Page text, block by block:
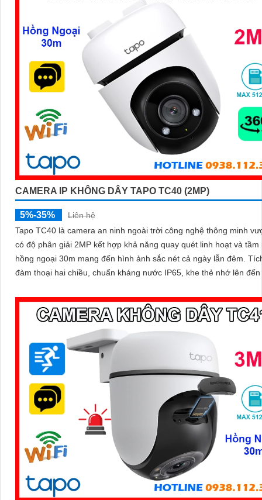
CAMERA IP KHÔNG DÂY TAPO TC40 (2MP)
5%-35%
Liên hệ
Tapo TC40 là camera an ninh ngoài trời công nghệ thông minh
có độ phân giải 2MP kết hợp khả năng quay quét linh hoạt và tầm
hồng ngoại 30m mang đến hình ảnh sắc nét cả ngày lẫn đêm. Tích hợp
đàm thoại hai chiều, chuẩn kháng nước IP65, khe thẻ nhớ lên đến
bạn kiểm soát an ninh dễ dàng và hiệu quả